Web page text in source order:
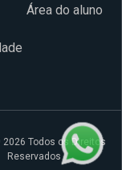
Área do aluno
Todos os Direitos
Reservados